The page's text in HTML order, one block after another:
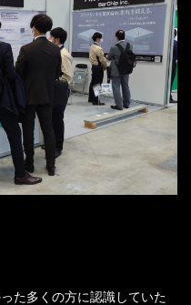
た多くの方に認識していた